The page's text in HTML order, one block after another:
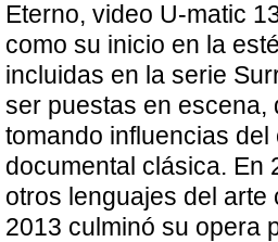
Eterno, video U-matic
como su inicio en la
incluidas en la serie
ser puestas en escena,
tomando influencias
documental clásica. En
otros lenguajes del arte
2013 culminó su opera